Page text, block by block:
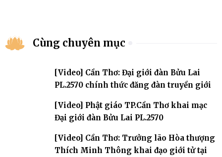
Cùng chuyên mục
[Video] Cần Thơ: Đại giới đàn Bửu Lai
PL.2570 chính thức đăng đàn truyền giới
[Video] Phật giáo TP.Cần Thơ khai mạc
Đại giới đàn Bửu Lai PL.2570
[Video] Cần Thơ: Trưởng lão Hòa thượng
Thích Minh Thông khai đạo giới tử tại